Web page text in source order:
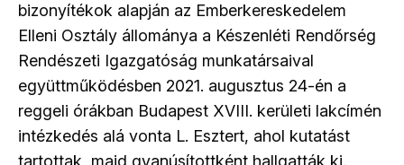
bizonyítékok alapján az Emberkereskedelem
Elleni Osztály állománya a Készenléti Rendőrség
Rendészeti Igazgatóság munkatársaival
együttműködésben 2021. augusztus 24-én a
reggeli órákban Budapest XVIII. kerületi lakcímén
intézkedés alá vonta L. Esztert, ahol kutatást
tartottak, majd gyanúsítottként hallgatták ki.